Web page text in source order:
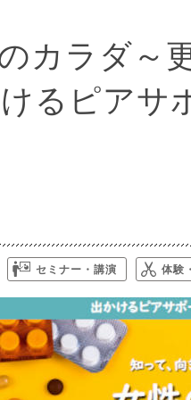
カラダ～
るピアサ
セミナー・講演 体験